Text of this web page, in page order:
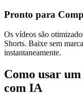
Pronto para
Os vídeos são
Shorts. Baixe sem
instantaneamente.
Como usar
com IA